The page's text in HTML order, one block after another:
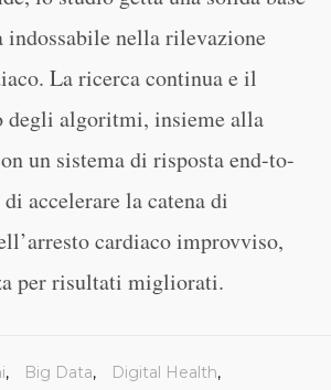
indossabile nella rilevazione
La ricerca continua e il
degli algoritmi, insieme alla
un sistema di risposta end-to-
accelerare la catena di
cardiaco improvviso,
per risultati migliorati.
, Big Data, Digital Health,